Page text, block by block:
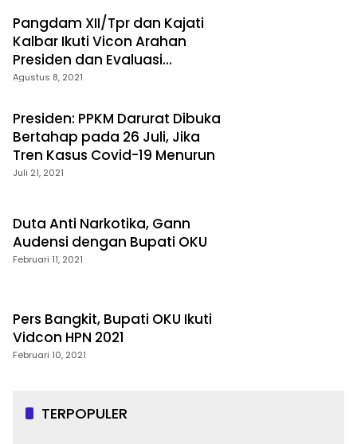
Pangdam XII/Tpr dan Kajati
Kalbar Ikuti Vicon Arahan
Presiden dan Evaluasi
Penerapan PPKM Level IV di Luar
Agustus 8, 2021
Presiden: PPKM Darurat Dibuka
Bertahap pada 26 Juli, Jika
Tren Kasus Covid-19 Menurun
Juli 21, 2021
Duta Anti Narkotika, Gann
Audensi dengan Bupati OKU
Februari 11, 2021
Pers Bangkit, Bupati OKU Ikuti
Vidcon HPN 2021
Februari 10, 2021
TERPOPULER